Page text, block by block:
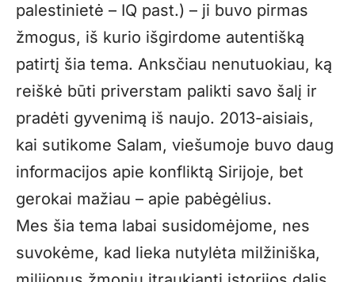
palestinietė – IQ past.) – ji buvo pirmas
žmogus, iš kurio išgirdome autentišką
patirtį šia tema. Anksčiau nenutuokiau, ką
reiškė būti priverstam palikti savo šalį ir
pradėti gyvenimą iš naujo. 2013-aisiais,
kai sutikome Salam, viešumoje buvo daug
informacijos apie konfliktą Sirijoje, bet
gerokai mažiau – apie pabėgėlius.
Mes šia tema labai susidomėjome, nes
suvokėme, kad lieka nutylėta milžiniška,